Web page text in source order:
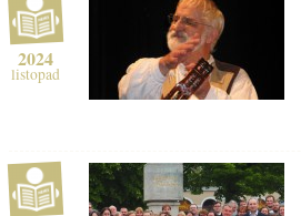
2024
listopad